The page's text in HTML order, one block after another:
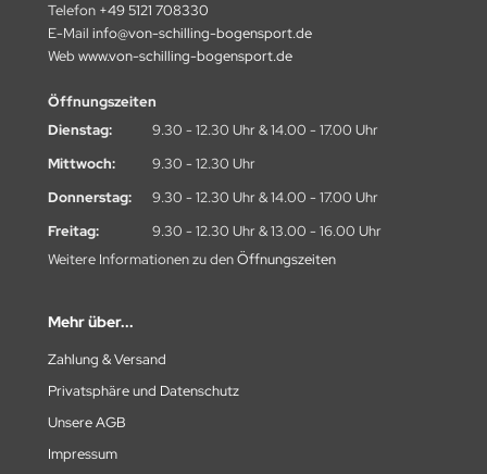
Telefon +49 5121 708330
E-Mail info@von-schilling-bogensport.de
Web www.von-schilling-bogensport.de
Öffnungszeiten
Dienstag:
9.30 - 12.30 Uhr & 14.00 - 17.00 Uhr
Mittwoch:
9.30 - 12.30 Uhr
Donnerstag:
9.30 - 12.30 Uhr & 14.00 - 17.00 Uhr
Freitag:
9.30 - 12.30 Uhr & 13.00 - 16.00 Uhr
Weitere Informationen zu denÖffnungszeiten
Mehr über...
Zahlung & Versand
Privatsphäre und Datenschutz
Unsere AGB
Impressum